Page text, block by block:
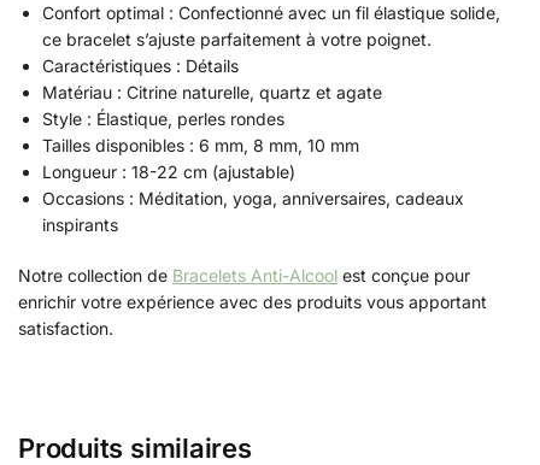
Confort optimal : Confectionné avec un fil élastique solide,
ce bracelet s’ajuste parfaitement à votre poignet.
Caractéristiques : Détails
Matériau : Citrine naturelle, quartz et agate
Style : Élastique, perles rondes
Tailles disponibles : 6 mm, 8 mm, 10 mm
Longueur : 18-22 cm (ajustable)
Occasions : Méditation, yoga, anniversaires, cadeaux
inspirants
Notre collection de Bracelets Anti-Alcool est conçue pour
enrichir votre expérience avec des produits vous apportant
satisfaction.
Produits similaires